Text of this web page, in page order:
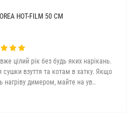
HOT-FILM 50 СМ
цілий рік без будь яких нарікань.
сушки взуття та котам в хатку. Якщо
нагріву димером, майте на ув..